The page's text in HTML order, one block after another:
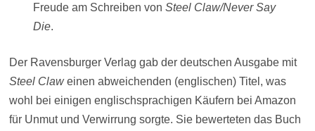
Freude am Schreiben von Steel Claw/Never Say
Die.
Der Ravensburger Verlag gab der deutschen Ausgabe mit
Steel Claweinen abweichenden (englischen) Titel, was
wohl bei einigen englischsprachigen Käufern bei Amazon
für Unmut und Verwirrung sorgte. Sie bewerteten das Buch